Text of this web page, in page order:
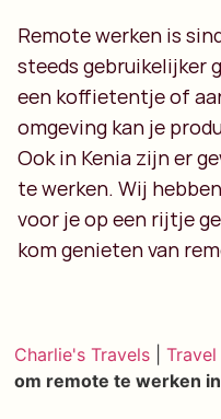
Remote werken is
steeds gebruikelijker
een koffietentje of
omgeving kan je
Ook in Kenia zijn er
te werken. Wij
voor je op een rijtje
kom genieten van
Charlie's Travels |
om remote te werken